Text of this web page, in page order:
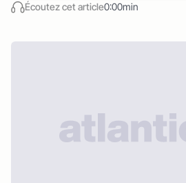
Écoutez cet article0:00min